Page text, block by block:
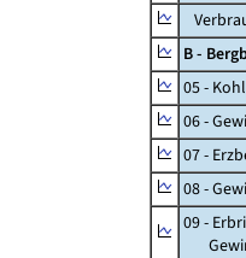
B -
05 -
06 -
07 -
08 -
09 -